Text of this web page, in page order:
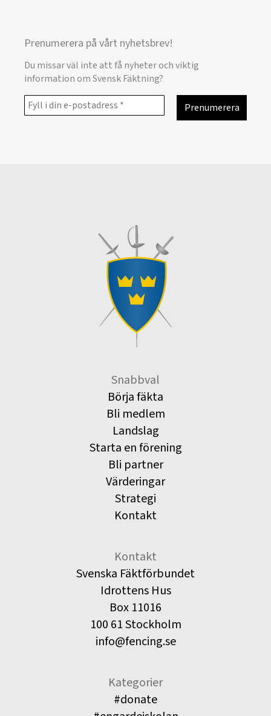
Prenumerera på vårt nyhetsbrev!
Du missar väl inte att få nyheter och viktig
information om Svensk Fäktning?
Snabbval
Börja fäkta
Bli medlem
Landslag
Starta en förening
Bli partner
Värderingar
Strategi
Kontakt
Kontakt
Svenska Fäktförbundet
Idrottens Hus
Box 11016
100 61 Stockholm
info@fencing.se
Kategorier
#donate